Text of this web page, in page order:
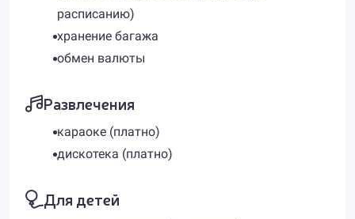
расписанию)
хранение багажа
обмен валюты
Развлечения
караоке (платно)
дискотека (платно)
Для детей